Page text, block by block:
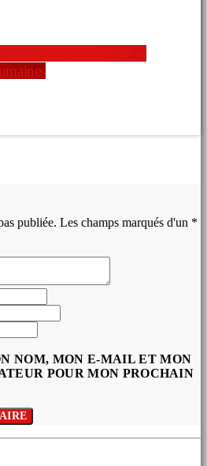
publiée. Les champs marqués d'un *
NOM, MON E-MAIL ET MON
POUR MON PROCHAIN